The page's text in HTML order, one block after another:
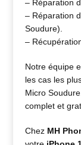
– Réparation
– Réparation
Soudure).
–
Notre équipe
les cas les
Micro
complet et
Chez MH